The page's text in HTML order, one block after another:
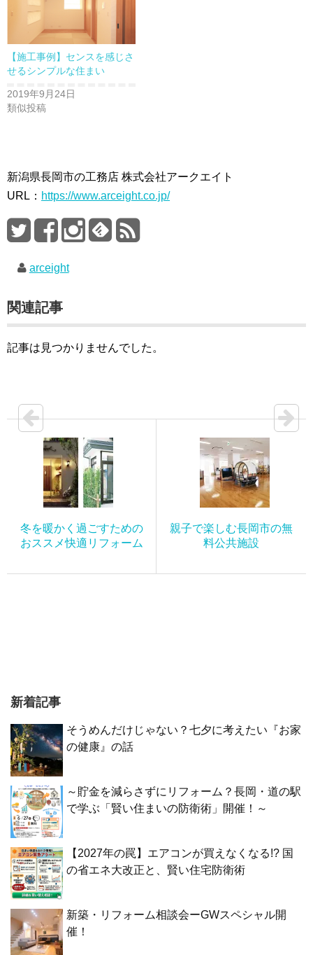
【施工事例】センスを感じさ
せるシンプルな住まい
2019年9月24日
類似投稿
新潟県長岡市の工務店 株式会社アークエイト
URL： https://www.arceight.co.jp/
arceight
関連記事
記事は見つかりませんでした。
冬を暖かく過ごすための
おススメ快適リフォーム
親子で楽しむ長岡市の無
料公共施設
新着記事
そうめんだけじゃない？七夕に考えたい『お家
の健康』の話
～貯金を減らさずにリフォーム？長岡・道の駅
で学ぶ「賢い住まいの防衛術」開催！～
【2027年の罠】エアコンが買えなくなる!? 国
の省エネ大改正と、賢い住宅防衛術
新築・リフォーム相談会ーGWスペシャル開
催！